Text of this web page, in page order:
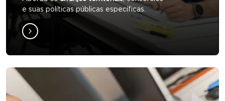
e suas políticas públicas específicas.